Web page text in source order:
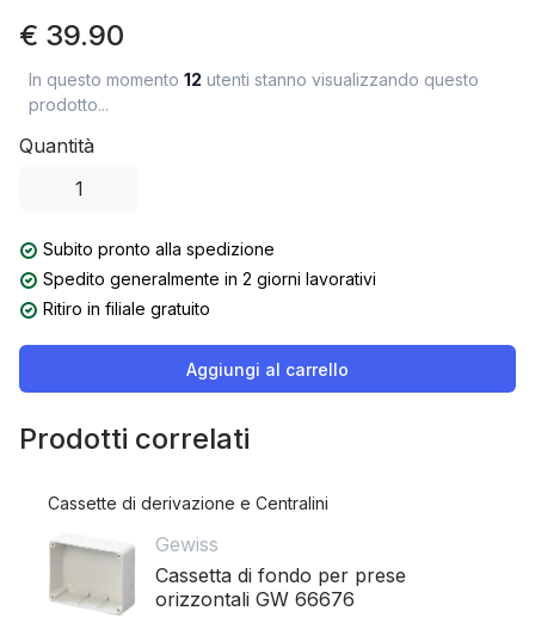
€ 39.90
In questo momento 12 utenti stanno visualizzando questo
prodotto...
Quantità
Subito pronto alla spedizione
Spedito generalmente in 2 giorni lavorativi
Ritiro in filiale gratuito
Aggiungi al carrello
Prodotti correlati
Cassette di derivazione e Centralini
Gewiss
Cassetta di fondo per prese
orizzontali GW 66676